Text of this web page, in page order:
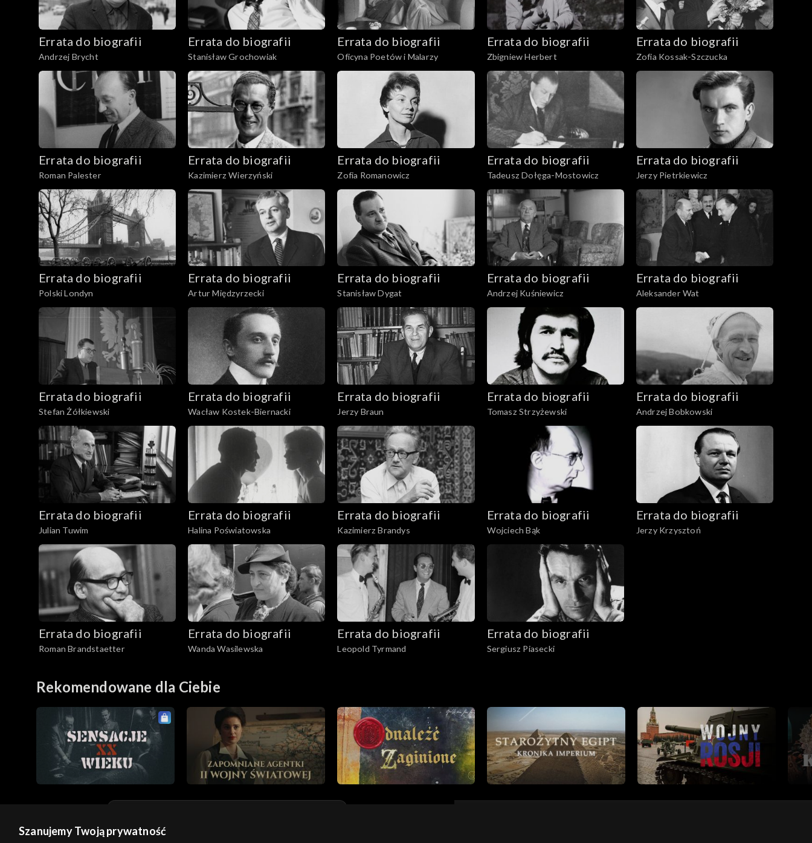
Errata do biografii
Andrzej Brycht
Errata do biografii
Stanisław Grochowiak
Errata do biografii
Oficyna Poetów i Malarzy
Errata do biografii
Zbigniew Herbert
Errata do biografii
Zofia Kossak-Szczucka
Errata do biografii
Roman Palester
Errata do biografii
Kazimierz Wierzyński
Errata do biografii
Zofia Romanowicz
Errata do biografii
Tadeusz Dołęga-Mostowicz
Errata do biografii
Jerzy Pietrkiewicz
Errata do biografii
Polski Londyn
Errata do biografii
Artur Międzyrzecki
Errata do biografii
Stanisław Dygat
Errata do biografii
Andrzej Kuśniewicz
Errata do biografii
Aleksander Wat
Errata do biografii
Stefan Żółkiewski
Errata do biografii
Wacław Kostek-Biernacki
Errata do biografii
Jerzy Braun
Errata do biografii
Tomasz Strzyżewski
Errata do biografii
Andrzej Bobkowski
Errata do biografii
Julian Tuwim
Errata do biografii
Halina Poświatowska
Errata do biografii
Kazimierz Brandys
Errata do biografii
Wojciech Bąk
Errata do biografii
Jerzy Krzysztoń
Errata do biografii
Roman Brandstaetter
Errata do biografii
Wanda Wasilewska
Errata do biografii
Leopold Tyrmand
Errata do biografii
Sergiusz Piasecki
Rekomendowane dla Ciebie
© 2026 Telewizja Polska S.A. w likwidacji
Szanujemy Twoją prywatność